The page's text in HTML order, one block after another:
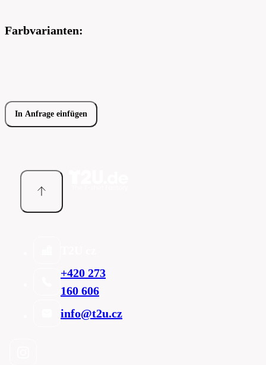
Farbvarianten:
In Anfrage einfügen
+420 273
160 606
info@t2u.cz